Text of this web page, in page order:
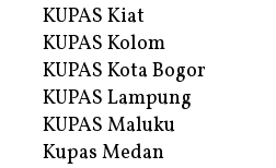
KUPAS Kiat
KUPAS Kolom
KUPAS Kota Bogor
KUPAS Lampung
KUPAS Maluku
Kupas Medan